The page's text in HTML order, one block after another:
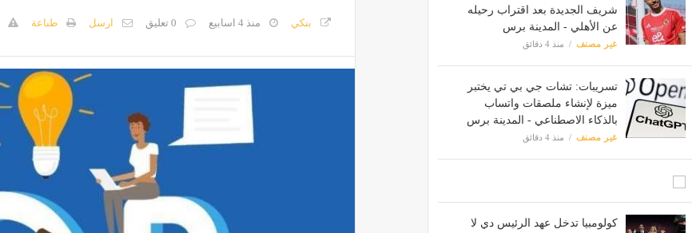
شريف الجديدة بعد اقتراب رحيله
عن الأهلي - المدينة برس
غير مصنف منذ 4 دقائق
تسريبات: تشات جي بي تي يختبر
ميزة لإنشاء ملصقات واتساب
بالذكاء الاصطناعي - المدينة برس
غير مصنف منذ 4 دقائق
كولومبيا تدخل عهد الرئيس دي لا
بنكي منذ 4 اسابيع 0 تعليق ارسل طباعة